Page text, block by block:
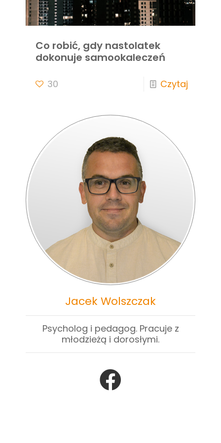
Co robić, gdy nastolatek
dokonuje samookaleczeń
30 Czytaj
Jacek Wolszczak
Psycholog i pedagog. Pracuje z
młodzieżą i dorosłymi.